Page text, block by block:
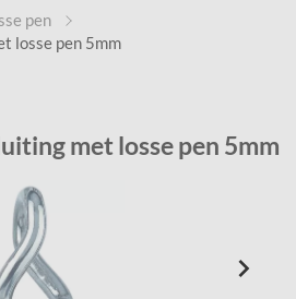
pen
losse pen 5mm
met losse pen 5mm